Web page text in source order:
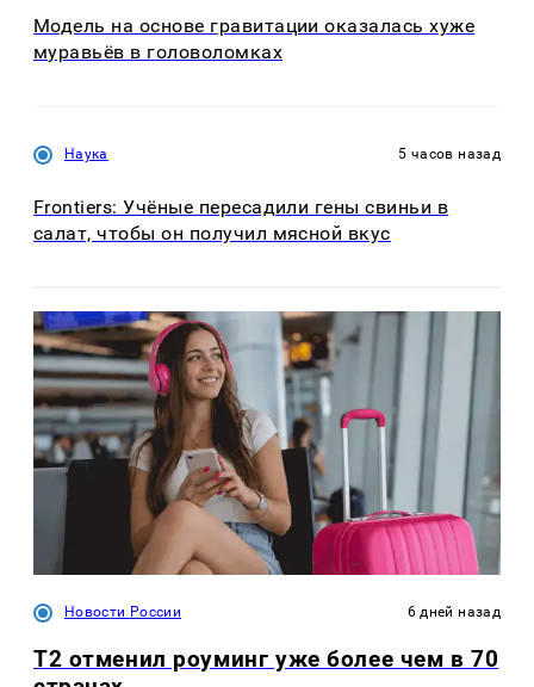
Модель на основе гравитации оказалась хуже
муравьёв в головоломках
Наука 5 часов назад
Frontiers: Учёные пересадили гены свиньи в
салат, чтобы он получил мясной вкус
Новости России 6 дней назад
Т2 отменил роуминг уже более чем в 70